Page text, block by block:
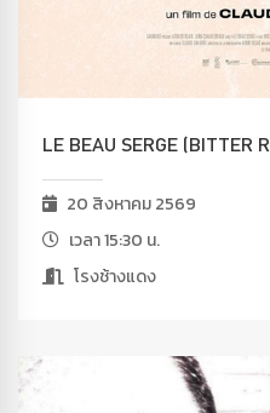
LE BEAU SERGE (BITTER
20 สิงหาคม 2569
เวลา 15:30 น.
โรงช้างแดง